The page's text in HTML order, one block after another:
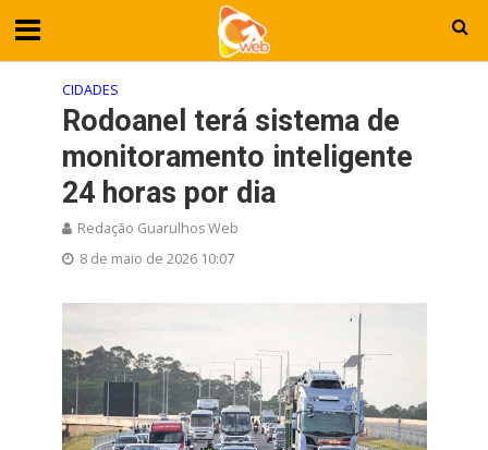
CIDADES
Rodoanel terá sistema de
monitoramento inteligente
24 horas por dia
Redação Guarulhos Web
8 de maio de 2026 10:07